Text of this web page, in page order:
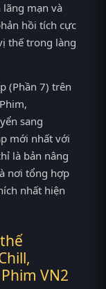
lãng mạn và
hồi tích cực
thế trong làng
(Phần 7) trên
sang
mới nhất với
là bản nâng
nơi tổng hợp
nhất hiện
VN2